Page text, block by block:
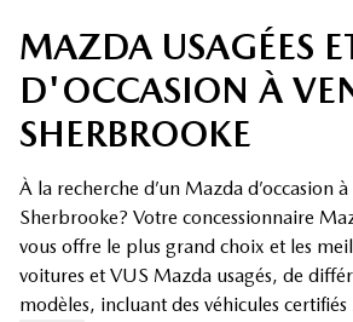
MAZDA USAGÉES
D'OCCASION À
SHERBROOKE
À la recherche d’un Mazda d’occasion
Sherbrooke? Votre concessionnaire
vous offre le plus grand choix et les
voitures et VUS Mazda usagés, de
modèles, incluant des véhicules